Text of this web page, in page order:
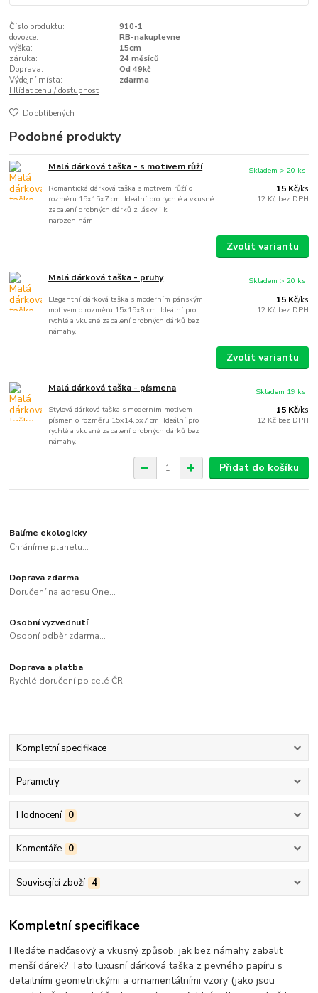
Číslo produktu:
910-1
dovozce:
RB-nakuplevne
výška:
15cm
záruka:
24 měsíců
Doprava:
Od 49kč
Výdejní místa:
zdarma
Hlídat cenu / dostupnost
Do oblíbených
Podobné produkty
Malá dárková taška - s motivem růží
Romantická dárková taška s motivem růží o
rozměru 15x15x7 cm. Ideální pro rychlé a vkusné
zabalení drobných dárků z lásky i k
narozeninám.
15 Kč/ks
12 Kč bez DPH
Skladem > 20 ks
Zvolit variantu
Malá dárková taška - pruhy
Elegantní dárková taška s moderním pánským
motivem o rozměru 15x15x8 cm. Ideální pro
rychlé a vkusné zabalení drobných dárků bez
námahy.
15 Kč/ks
12 Kč bez DPH
Skladem > 20 ks
Zvolit variantu
Malá dárková taška - písmena
Stylová dárková taška s moderním motivem
písmen o rozměru 15x14,5x7 cm. Ideální pro
rychlé a vkusné zabalení drobných dárků bez
námahy.
15 Kč/ks
12 Kč bez DPH
Skladem 19 ks
Přidat do košíku
Balíme ekologicky
Chráníme planetu...
Doprava zdarma
Doručení na adresu One...
Osobní vyzvednutí
Osobní odběr zdarma...
Doprava a platba
Rychlé doručení po celé ČR...
Kompletní specifikace
Parametry
Hodnocení 0
Komentáře 0
Související zboží 4
Kompletní specifikace
Hledáte nadčasový a vkusný způsob, jak bez námahy zabalit
menší dárek? Tato luxusní dárková taška z pevného papíru s
detailními geometrickými a ornamentálními vzory (jako jsou